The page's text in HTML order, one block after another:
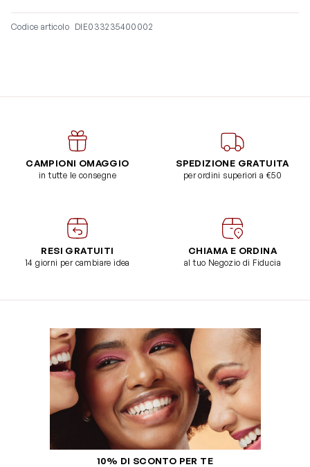
Codice articolo DIE033235400002
CAMPIONI OMAGGIO
in tutte le consegne
SPEDIZIONE GRATUITA
per ordini superiori a €50
RESI GRATUITI
14 giorni per cambiare idea
CHIAMA E ORDINA
al tuo Negozio di Fiducia
10% DI SCONTO PER TE